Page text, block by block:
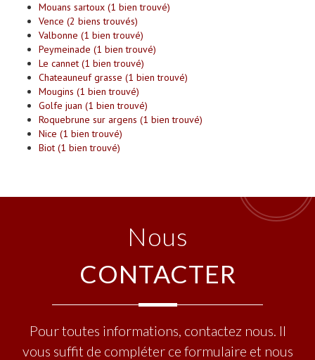
Mouans sartoux (1 bien trouvé)
Vence (2 biens trouvés)
Valbonne (1 bien trouvé)
Peymeinade (1 bien trouvé)
Le cannet (1 bien trouvé)
Chateauneuf grasse (1 bien trouvé)
Mougins (1 bien trouvé)
Golfe juan (1 bien trouvé)
Roquebrune sur argens (1 bien trouvé)
Nice (1 bien trouvé)
Biot (1 bien trouvé)
nous
CONTACTER
Pour toutes informations, contactez nous. Il
vous suffit de compléter ce formulaire et nous